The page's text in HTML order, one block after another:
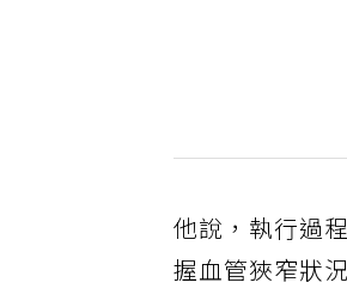
他說，執行過
握血管狹窄狀